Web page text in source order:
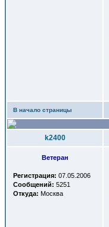
В начало страницы
k2400
Ветеран
Регистрация: 07.05.2006
Сообщений: 5251
Откуда: Москва